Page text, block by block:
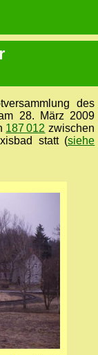
des
28. März 2009
187 012 zwischen
statt (siehe